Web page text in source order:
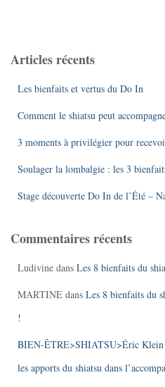
Articles récents
Les bienfaits et vertus du Do In
Comment le shiatsu peut
3 moments à privilégier pour
Soulager la lombalgie : les 3
Stage découverte Do In de l’Été –
Commentaires récents
Ludivine dans Les 8 bienfaits du
MARTINE dans Les 8 bienfaits du
!
BIEN-ÊTRE>SHIATSU>Éric Klein
les apports du shiatsu dans